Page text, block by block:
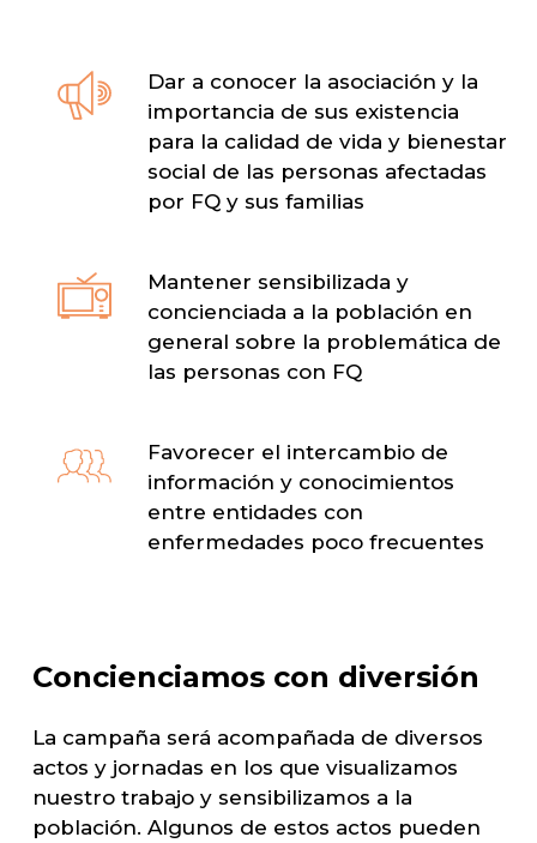
Dar a conocer la asociación y la
importancia de sus existencia
para la calidad de vida y bienestar
social de las personas afectadas
por FQ y sus familias
Mantener sensibilizada y
concienciada a la población en
general sobre la problemática de
las personas con FQ
Favorecer el intercambio de
información y conocimientos
entre entidades con
enfermedades poco frecuentes
Concienciamos con diversión
La campaña será acompañada de diversos
actos y jornadas en los que visualizamos
nuestro trabajo y sensibilizamos a la
población. Algunos de estos actos pueden